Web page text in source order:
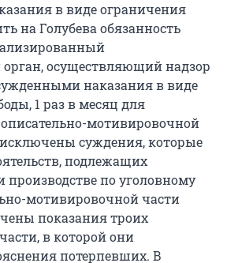
в виде ограничения
на Голубева обязанность
орган, осуществляющий надзор
наказания в виде
1 раз в месяц для
мотивировочной
суждения, которые
подлежащих
по уголовному
мотивировочной части
показания троих
в которой они
потерпевших. В